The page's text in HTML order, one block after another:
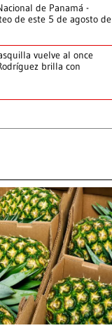
de Panamá -
de este 5 de agosto de
vuelve al once
brilla con